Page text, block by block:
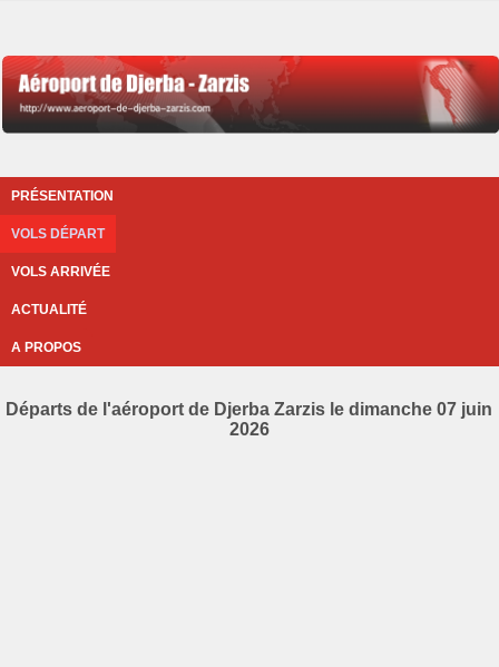
PRÉSENTATION
VOLS DÉPART
VOLS ARRIVÉE
ACTUALITÉ
A PROPOS
Départs de l'aéroport de Djerba Zarzis le dimanche 07 juin
2026